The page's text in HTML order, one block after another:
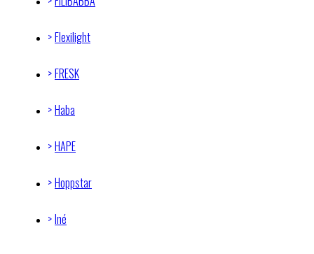
Flexilight
FRESK
Haba
HAPE
Hoppstar
Iné